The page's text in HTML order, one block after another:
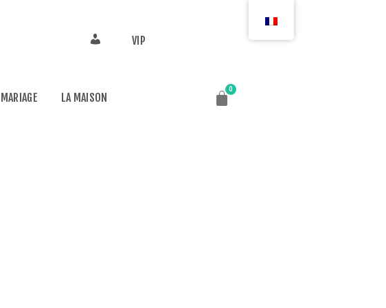
VIP
MARIAGE LA MAISON